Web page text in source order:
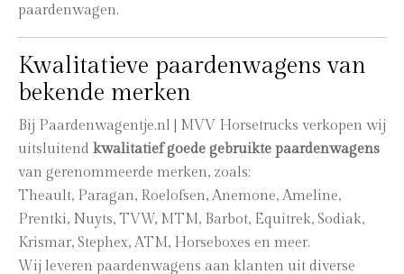
paardenwagen.
Kwalitatieve paardenwagens van
bekende merken
Bij Paardenwagentje.nl | MVV Horsetrucks verkopen wij
uitsluitend kwalitatief goede gebruikte paardenwagens
van gerenommeerde merken, zoals:
Theault, Paragan, Roelofsen, Anemone, Ameline,
Prentki, Nuyts, TVW, MTM, Barbot, Equitrek, Sodiak,
Krismar, Stephex, ATM, Horseboxes en meer.
Wij leveren paardenwagens aan klanten uit diverse